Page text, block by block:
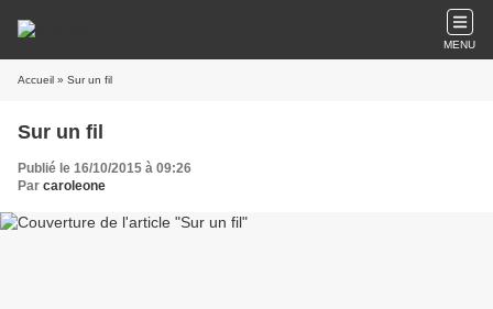
MENU
Accueil » Sur un fil
Sur un fil
Publié le 16/10/2015 à 09:26
Par caroleone